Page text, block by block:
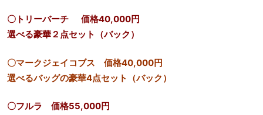
〇トリーバーチ 価格40,000円
選べる豪華２点セット（バック）
〇マークジェイコブス 価格40,000円
選べるバッグの豪華4点セット（バック）
〇フルラ 価格55,000円